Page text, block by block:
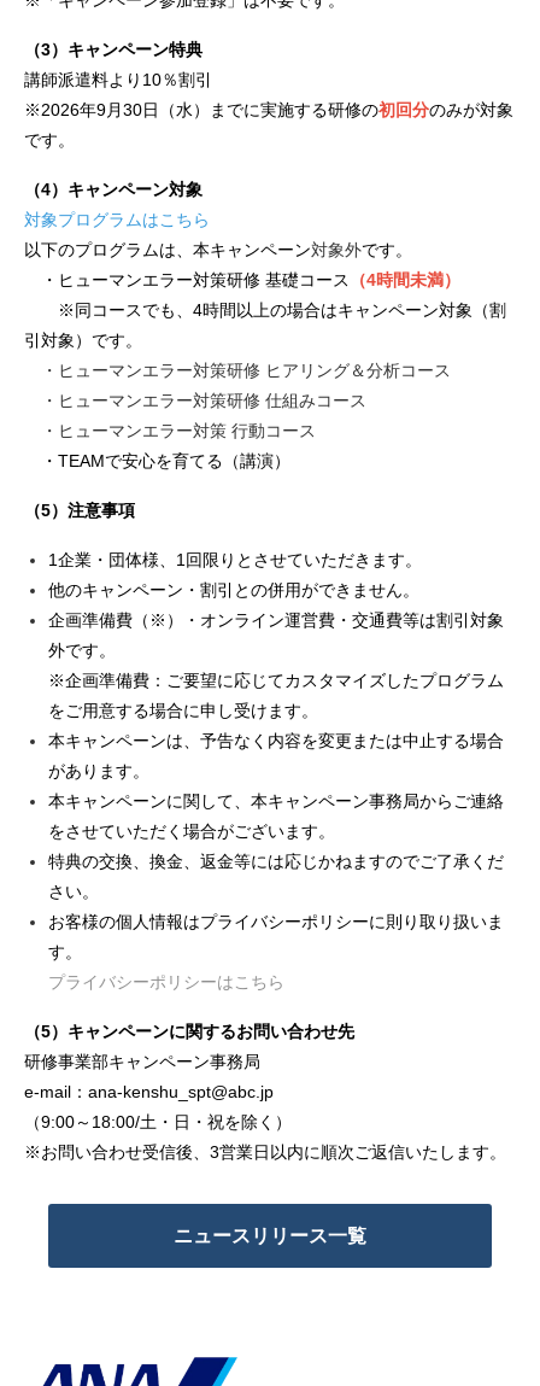
（3）キャンペーン特典
講師派遣料より10％割引
※2026年9月30日（水）までに実施する研修の初回分のみが対象
です。
（4）キャンペーン対象
対象プログラムはこちら
以下のプログラムは、本キャンペーン対象外です。
・ヒューマンエラー対策研修 基礎コース
（4時間未満）
※同コースでも、4時間以上の場合はキャンペーン対象（割
引対象）です。
・ヒューマンエラー対策研修 ヒアリング＆分析コース
・ヒューマンエラー対策研修 仕組みコース
・ヒューマンエラー対策 行動コース
・TEAMで安心を育てる（講演）
（5）注意事項
1企業・団体様、1回限りとさせていただきます。
他のキャンペーン・割引との併用ができません。
企画準備費（※）・オンライン運営費・交通費等は割引対象
外です。
※企画準備費：ご要望に応じてカスタマイズしたプログラム
をご用意する場合に申し受けます。
本キャンペーンは、予告なく内容を変更または中止する場合
があります。
本キャンペーンに関して、本キャンペーン事務局からご連絡
をさせていただく場合がございます。
特典の交換、換金、返金等には応じかねますのでご了承くだ
さい。
お客様の個人情報はプライバシーポリシーに則り取り扱いま
す。
プライバシーポリシーはこちら
（5）キャンペーンに関するお問い合わせ先
研修事業部キャンペーン事務局
e-mail：ana-kenshu_spt@abc.jp
（9:00～18:00/土・日・祝を除く）
※お問い合わせ受信後、3営業日以内に順次ご返信いたします。
ニュースリリース一覧